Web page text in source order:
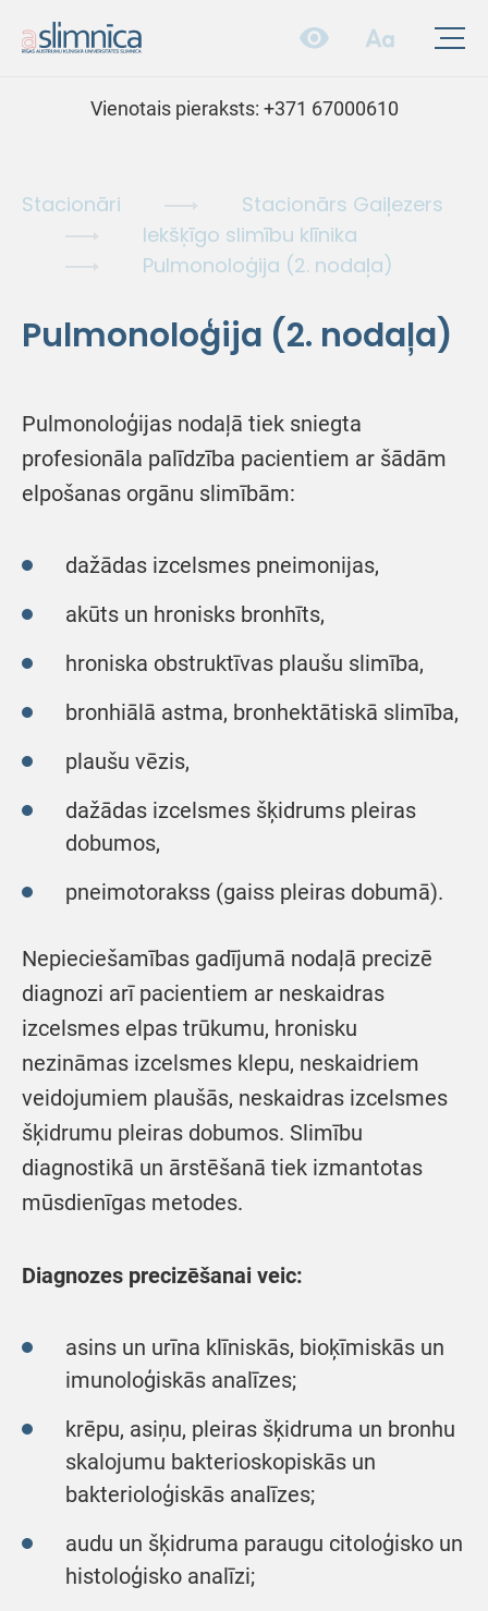
Vienotais pieraksts: +371 67000610
Stacionāri
Stacionārs Gaiļezers
Iekšķīgo slimību klīnika
Pulmonoloģija (2. nodaļa)
Pulmonoloģija (2. nodaļa)
Pulmonoloģijas nodaļā tiek sniegta
profesionāla palīdzība pacientiem ar šādām
elpošanas orgānu slimībām:
dažādas izcelsmes pneimonijas,
akūts un hronisks bronhīts,
hroniska obstruktīvas plaušu slimība,
bronhiālā astma, bronhektātiskā slimība,
plaušu vēzis,
dažādas izcelsmes šķidrums pleiras
dobumos,
pneimotorakss (gaiss pleiras dobumā).
Nepieciešamības gadījumā nodaļā precizē
diagnozi arī pacientiem ar neskaidras
izcelsmes elpas trūkumu, hronisku
nezināmas izcelsmes klepu, neskaidriem
veidojumiem plaušās, neskaidras izcelsmes
šķidrumu pleiras dobumos. Slimību
diagnostikā un ārstēšanā tiek izmantotas
mūsdienīgas metodes.
Diagnozes precizēšanai veic:
asins un urīna klīniskās, bioķīmiskās un
imunoloģiskās analīzes;
krēpu, asiņu, pleiras šķidruma un bronhu
skalojumu bakterioskopiskās un
bakterioloģiskās analīzes;
audu un šķidruma paraugu citoloģisko un
histoloģisko analīzi;